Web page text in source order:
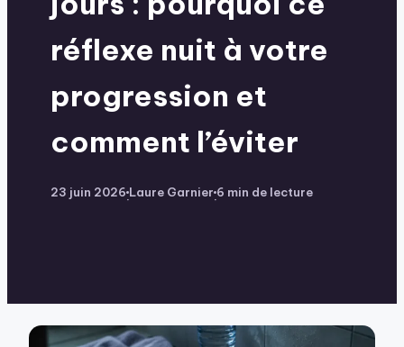
réflexe nuit à votre
progression et
comment l’éviter
23 juin 2026
·
Laure Garnier
·
6 min de lecture